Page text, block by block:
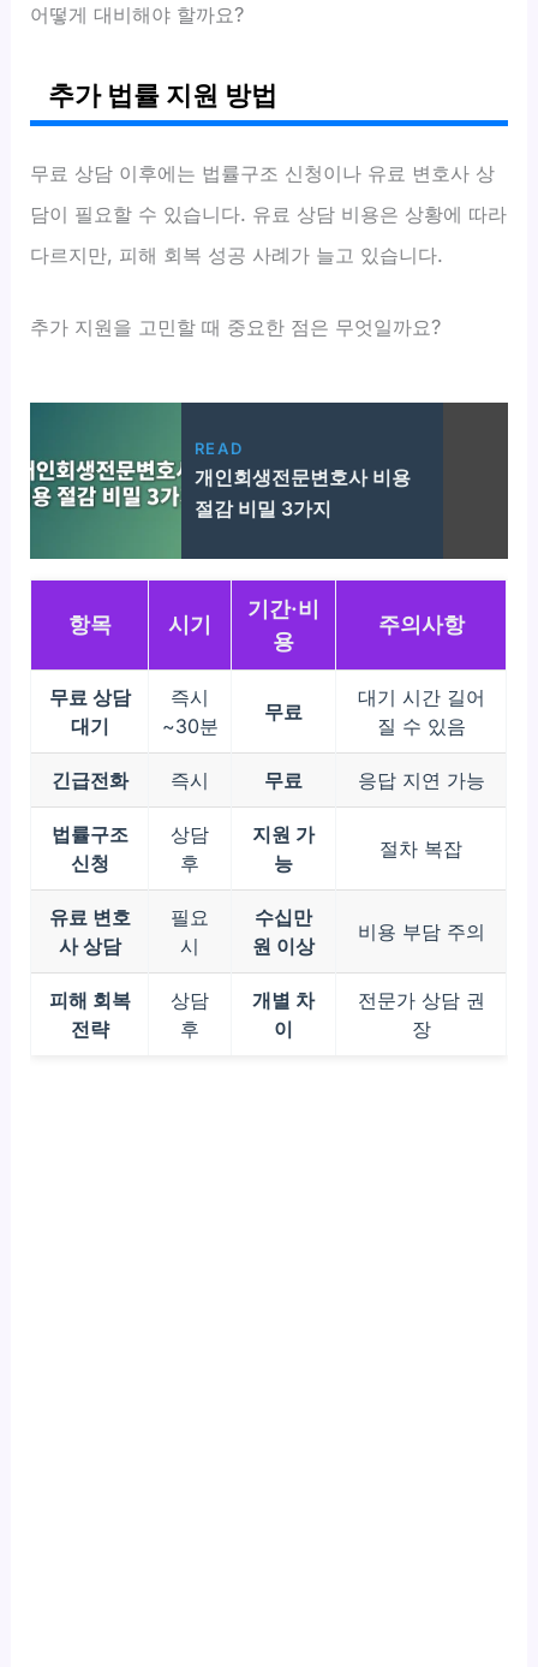
어떻게 대비해야 할까요?
추가 법률 지원 방법
무료 상담 이후에는 법률구조 신청이나 유료 변호사 상
담이 필요할 수 있습니다. 유료 상담 비용은 상황에 따라
다르지만, 피해 회복 성공 사례가 늘고 있습니다.
추가 지원을 고민할 때 중요한 점은 무엇일까요?
READ
개인회생전문변호사 비용
절감 비밀 3가지
항목 시기
기간·비
용
주의사항
무료 상담
대기
즉시
~30분
무료
대기 시간 길어
질 수 있음
긴급전화 즉시 무료 응답 지연 가능
법률구조
신청
상담
후
지원 가
능
절차 복잡
유료 변호
사 상담
필요
시
수십만
원 이상
비용 부담 주의
피해 회복
전략
상담
후
개별 차
이
전문가 상담 권
장